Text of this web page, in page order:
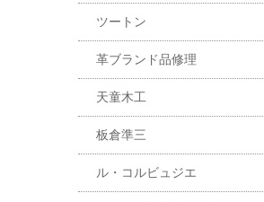
ツートン
革ブランド品修理
天童木工
板倉準三
ル・コルビュジエ